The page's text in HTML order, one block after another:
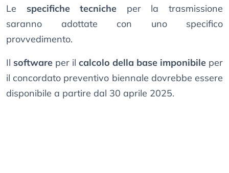
Le specifiche tecniche per la trasmissione
saranno adottate con uno specifico
provvedimento.
Il software per il calcolo della base imponibile per
il concordato preventivo biennale dovrebbe essere
disponibile a partire dal 30 aprile 2025.